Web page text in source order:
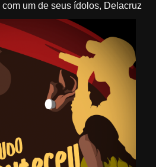
um de seus ídolos, Delacruz